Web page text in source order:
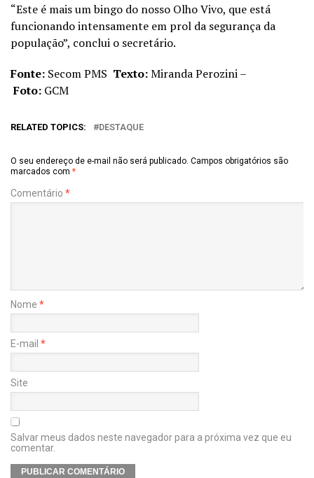
“Este é mais um bingo do nosso Olho Vivo, que está
funcionando intensamente em prol da segurança da
população”, conclui o secretário.
Fonte: Secom PMS Texto:Miranda Perozini –
Foto: GCM
RELATED TOPICS: DESTAQUE
O seu endereço de e-mail não será publicado. Campos obrigatórios são
marcados com *
Comentário *
Nome *
E-mail *
Site
Salvar meus dados neste navegador para a próxima vez que eu
comentar.